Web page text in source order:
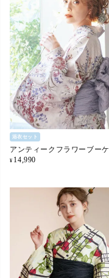
浴衣セット
アンティークフラワーブーケ
¥ 14,990